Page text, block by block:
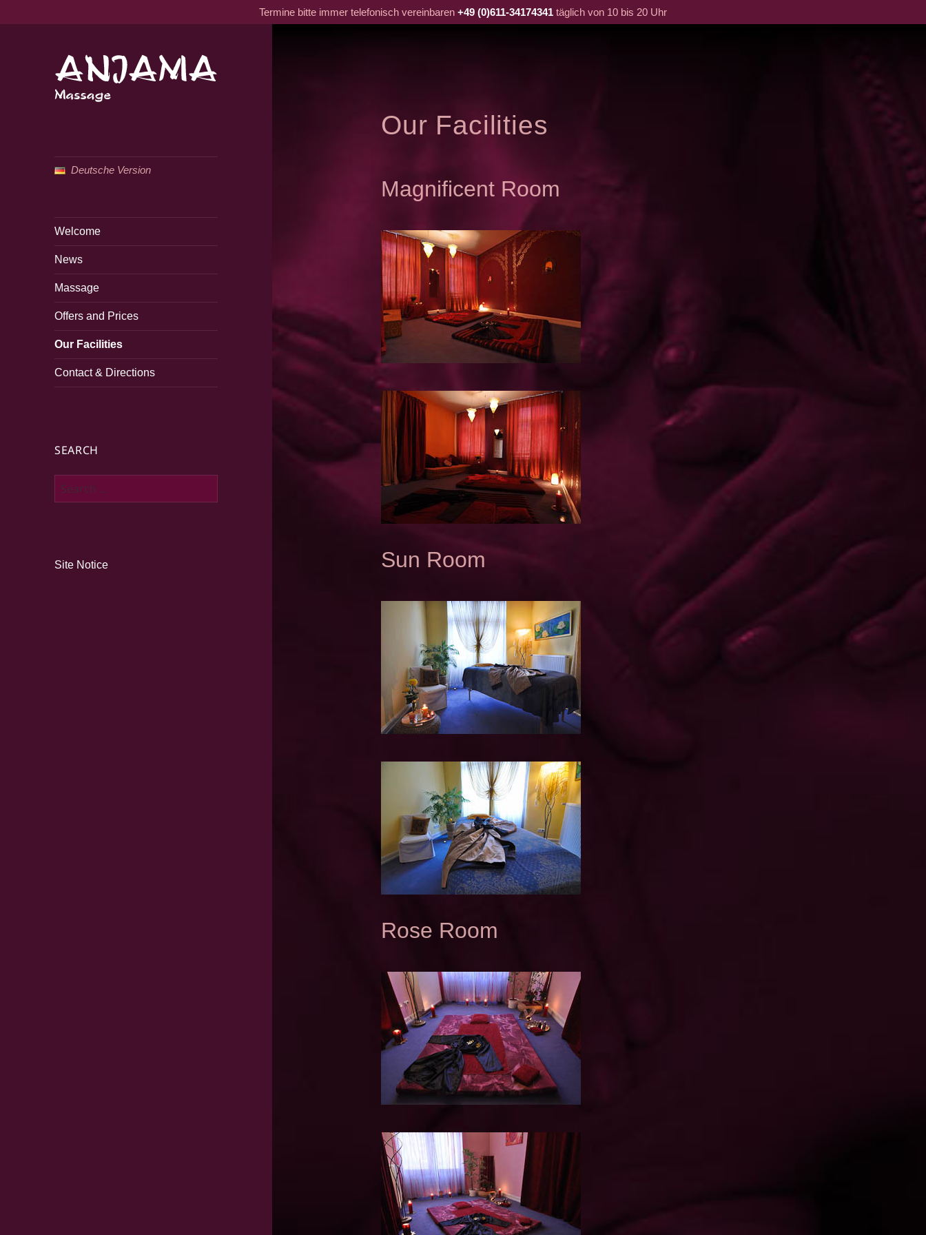
Termine bitte immer telefonisch vereinbaren +49 (0)611-34174341 täglich von 10 bis 20 Uhr
Deutsche Version
Welcome
News
Massage
Offers and Prices
Our Facilities
Contact & Directions
SEARCH
Site Notice
Our Facilities
Magnificent Room
Sun Room
Rose Room